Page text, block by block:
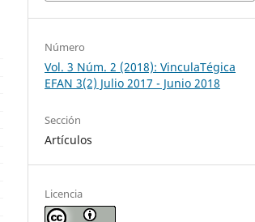
Número
Vol. 3 Núm. 2 (2018): VinculaTégica
EFAN 3(2) Julio 2017 - Junio 2018
Sección
Artículos
Licencia